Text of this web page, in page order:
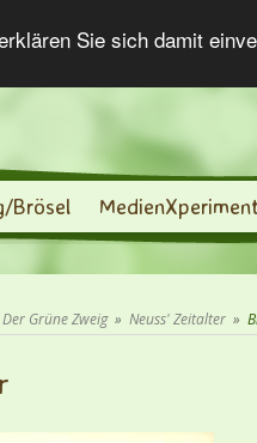
Sie sich damit
Brösel
Der Grüne Zweig» Neuss' Zeitalter »